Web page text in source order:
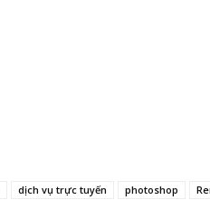
dịch vụ trực tuyến photoshop